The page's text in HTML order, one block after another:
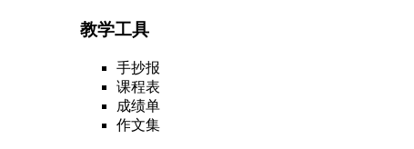
教学工具
手抄报
课程表
成绩单
作文集